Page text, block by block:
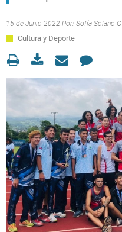
15 de Junio 2022 Por: Sofía Solano G
Cultura y Deporte